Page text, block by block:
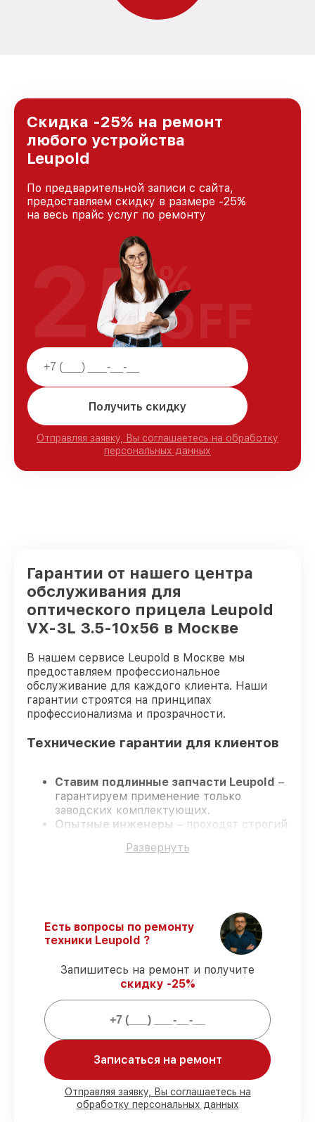
Скидка -25% на ремонт
любого устройства
Leupold
По предварительной записи с сайта,
предоставляем скидку в размере -25%
на весь прайс услуг по ремонту
Получить скидку
Отправляя заявку, Вы соглашаетесь на обработку
персональных данных
25%
OFF
Гарантии от нашего центра
обслуживания для
оптического прицела Leupold
VX-3L 3.5-10x56 в Москве
В нашем сервисе Leupold в Москве мы
предоставляем профессиональное
обслуживание для каждого клиента. Наши
гарантии строятся на принципах
профессионализма и прозрачности.
Технические гарантии для клиентов
Ставим подлинные запчасти Leupold –
гарантируем применение только
заводских комплектующих.
Опытные инженеры – проходят строгий
выполняемых работ.
виды ремонта защищены сервисной
гарантией.
Мы гарантируем:
заказов проводим с возможностью
90%
установке в Москве, остальные
Подлинные запчасти Leupold и
надёжные аналоги– под любые запросы
Развернуть
Есть вопросы по ремонту
техники Leupold ?
Запишитесь на ремонт и получите
скидку -25%
Записаться на ремонт
Отправляя заявку, Вы соглашаетесь на
обработку персональных данных